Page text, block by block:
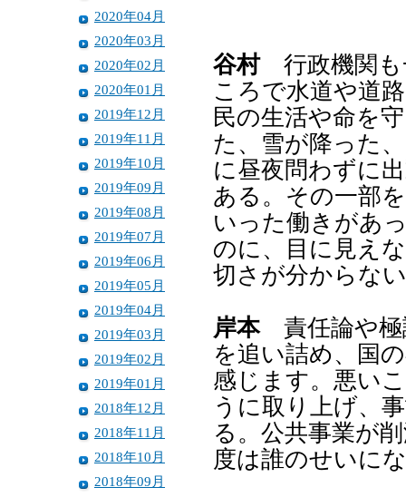
2020年04月
2020年03月
2020年02月
2020年01月
2019年12月
2019年11月
2019年10月
2019年09月
2019年08月
2019年07月
2019年06月
2019年05月
2019年04月
2019年03月
2019年02月
2019年01月
2018年12月
2018年11月
2018年10月
2018年09月
谷村行政機関も
ころで水道や道
民の生活や命を
た、雪が降った
に昼夜問わずに
ある。その一部
いった働きがあ
のに、目に見え
切さが分からな
岸本責任論や極
を追い詰め、国
感じます。悪い
うに取り上げ、
る。公共事業が
度は誰のせいに